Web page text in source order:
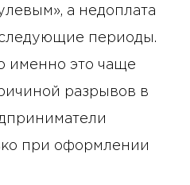
а недоплата
периоды.
именно это чаще
разрывов в
при оформлении